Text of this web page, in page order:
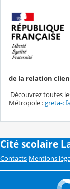
de la relation
Découvrez toutes
Métropole :greta-
Cité scolaire
Contacts Mentions